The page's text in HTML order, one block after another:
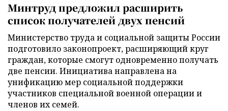
Минтруд предложил расширить
список получателей двух пенсий
Министерство труда и социальной защиты России
подготовило законопроект, расширяющий круг
граждан, которые смогут одновременно получать
две пенсии. Инициатива направлена на
унификацию мер социальной поддержки
участников специальной военной операции и
членов их семей.